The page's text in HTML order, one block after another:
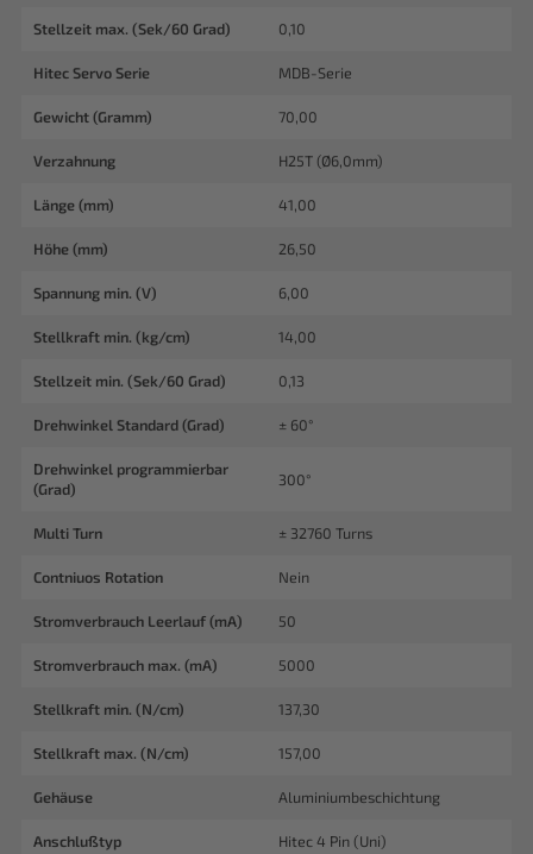
Stellzeit max. (Sek/60 Grad) 0,10
Hitec Servo Serie MDB-Serie
Gewicht (Gramm) 70,00
Verzahnung H25T (Ø6,0mm)
Länge (mm) 41,00
Höhe (mm) 26,50
Spannung min. (V) 6,00
Stellkraft min. (kg/cm) 14,00
Stellzeit min. (Sek/60 Grad) 0,13
Drehwinkel Standard (Grad) ± 60°
Drehwinkel programmierbar
(Grad)
300°
Multi Turn ± 32760 Turns
Contniuos Rotation Nein
Stromverbrauch Leerlauf (mA) 50
Stromverbrauch max. (mA) 5000
Stellkraft min. (N/cm) 137,30
Stellkraft max. (N/cm) 157,00
Gehäuse Aluminiumbeschichtung
Anschlußtyp Hitec 4 Pin (Uni)